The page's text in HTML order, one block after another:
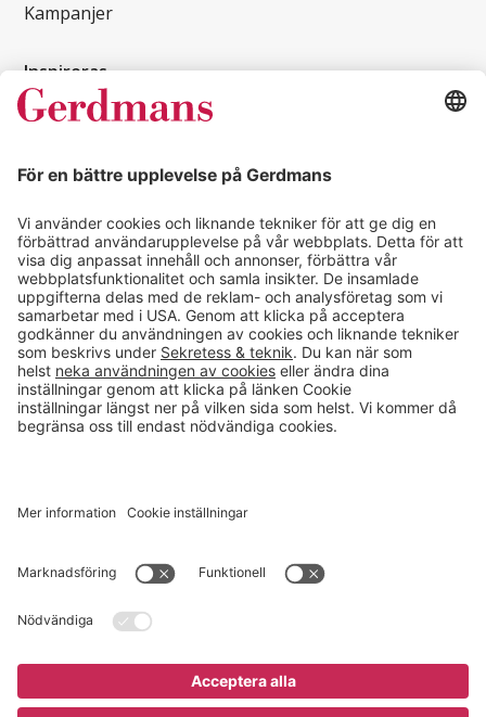
8 295 kr
Kampanjer
Inspireras
Kundcase
Läsvärt
Kontakt
info@gerdmans.se
0433-740 80
Kundservice öppettider
Vardagar 07.30-17.00
© 2026 Gerdmans Inredningar AB Alla priser är exklusive moms.
Cookie inställningar